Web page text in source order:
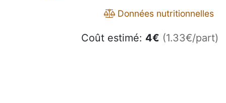
Données nutritionnelles
Coût estimé: 4€ (1.33€/part)